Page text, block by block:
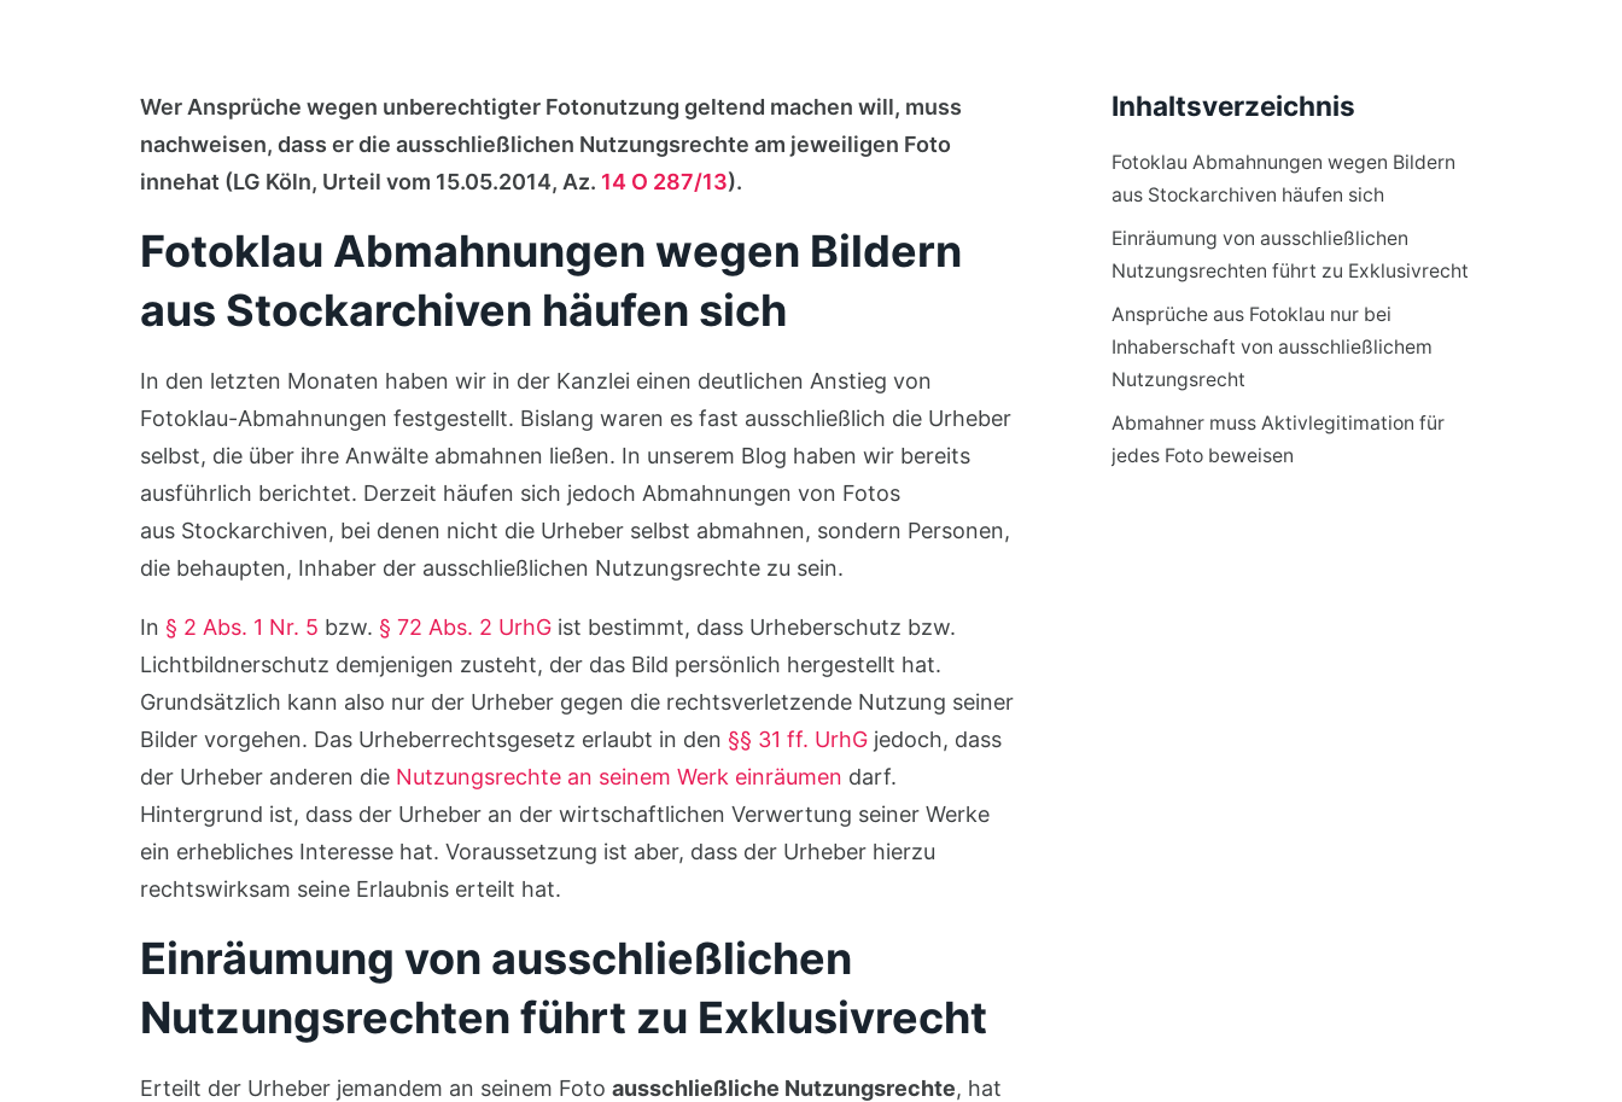
Wer Ansprüche wegen unberechtigter Fotonutzung geltend machen will, muss
nachweisen, dass er die ausschließlichen Nutzungsrechte am jeweiligen Foto
innehat (LG Köln, Urteil vom 15.05.2014, Az. 14 O 287/13).
Fotoklau Abmahnungen wegen Bildern
aus Stockarchiven häufen sich
In den letzten Monaten haben wir in der Kanzlei einen deutlichen Anstieg von
Fotoklau-Abmahnungen festgestellt. Bislang waren es fast ausschließlich die Urheber
selbst, die über ihre Anwälte abmahnen ließen. In unserem Blog haben wir bereits
ausführlich berichtet. Derzeit häufen sich jedoch Abmahnungen von Fotos
aus Stockarchiven, bei denen nicht die Urheber selbst abmahnen, sondern Personen,
die behaupten, Inhaber der ausschließlichen Nutzungsrechte zu sein.
In § 2 Abs. 1 Nr. 5 bzw. § 72 Abs. 2 UrhGist bestimmt, dass Urheberschutz bzw.
Lichtbildnerschutz demjenigen zusteht, der das Bild persönlich hergestellt hat.
Grundsätzlich kann also nur der Urheber gegen die rechtsverletzende Nutzung seiner
Bilder vorgehen. Das Urheberrechtsgesetz erlaubt in den §§ 31 ff. UrhGjedoch, dass
der Urheber anderen die Nutzungsrechte an seinem Werk einräumen darf.
Hintergrund ist, dass der Urheber an der wirtschaftlichen Verwertung seiner Werke
ein erhebliches Interesse hat. Voraussetzung ist aber, dass der Urheber hierzu
rechtswirksam seine Erlaubnis erteilt hat.
Einräumung von ausschließlichen
Nutzungsrechten führt zu Exklusivrecht
Erteilt der Urheber jemandem an seinem Foto ausschließliche Nutzungsrechte, hat
Inhaltsverzeichnis
Fotoklau Abmahnungen wegen Bildern
aus Stockarchiven häufen sich
Einräumung von ausschließlichen
Nutzungsrechten führt zu Exklusivrecht
Ansprüche aus Fotoklau nur bei
Inhaberschaft von ausschließlichem
Nutzungsrecht
Abmahner muss Aktivlegitimation für
jedes Foto beweisen